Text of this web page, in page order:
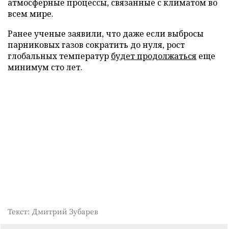
атмосферные процессы, связанные с климатом во
всем мире.
Ранее ученые заявили, что даже если выбросы
парниковых газов сократить до нуля, рост
глобальных температур будет продолжаться еще
минимум сто лет.
Текст: Дмитрий Зубарев